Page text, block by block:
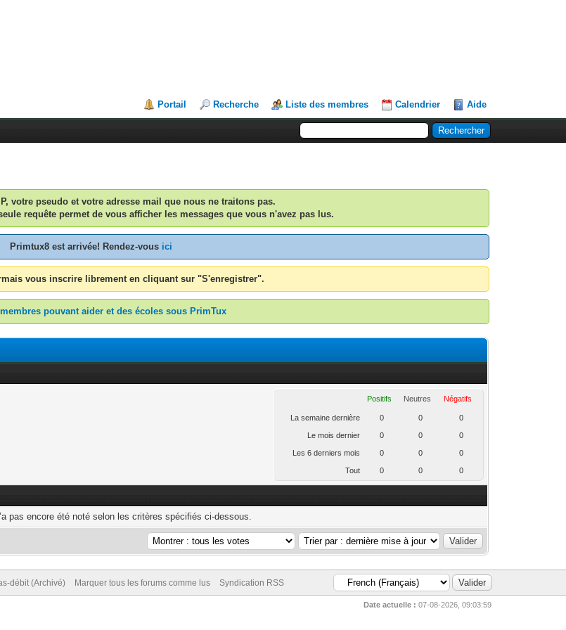
Portail Recherche Liste des membres Calendrier Aide
votre pseudo et votre adresse mail que nous ne traitons pas.
requête permet de vous afficher les messages que vous n'avez pas lus.
Primtux8 est arrivée! Rendez-vous ici
vous inscrire librement en cliquant sur "S'enregistrer".
pouvant aider et des écoles sous PrimTux
Positifs Neutres Négatifs
La semaine dernière 0 0 0
Le mois dernier 0 0 0
Les 6 derniers mois 0 0 0
Tout 0 0 0
pas encore été noté selon les critères spécifiés ci-dessous.
débit (Archivé) Marquer tous les forums comme lus Syndication RSS
Date actuelle : 07-08-2026, 09:03:59